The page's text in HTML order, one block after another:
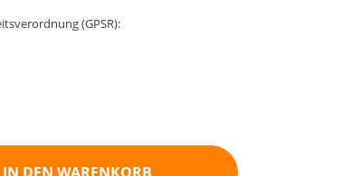
(GPSR):
Wert ein oder